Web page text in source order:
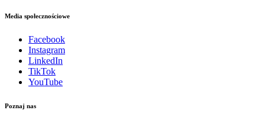
Media społecznościowe
Facebook
Instagram
LinkedIn
TikTok
YouTube
Poznaj nas